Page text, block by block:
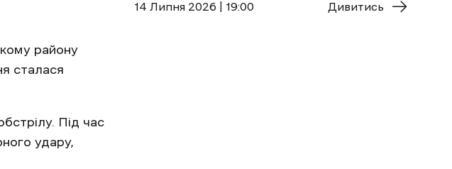
району
сталася
Під час
удару,
14 Липня 2026 | 19:00 Дивитись